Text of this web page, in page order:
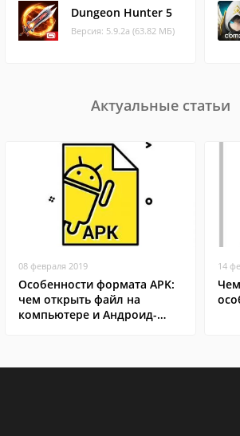
Dungeon Hunter 5
Версия: 5.9.2а (63.82 МБ)
Актуальные статьи
08 февраля 2019
Особенности формата APK:
чем открыть файл на
компьютере и Андроид-
14